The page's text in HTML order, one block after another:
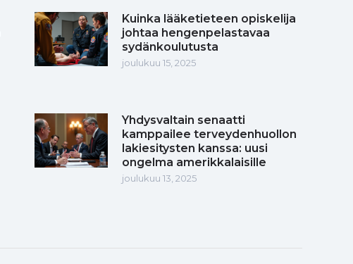
Kuinka lääketieteen opiskelija
johtaa hengenpelastavaa
sydänkoulutusta
joulukuu 15, 2025
Yhdysvaltain senaatti
kamppailee terveydenhuollon
lakiesitysten kanssa: uusi
ongelma amerikkalaisille
joulukuu 13, 2025